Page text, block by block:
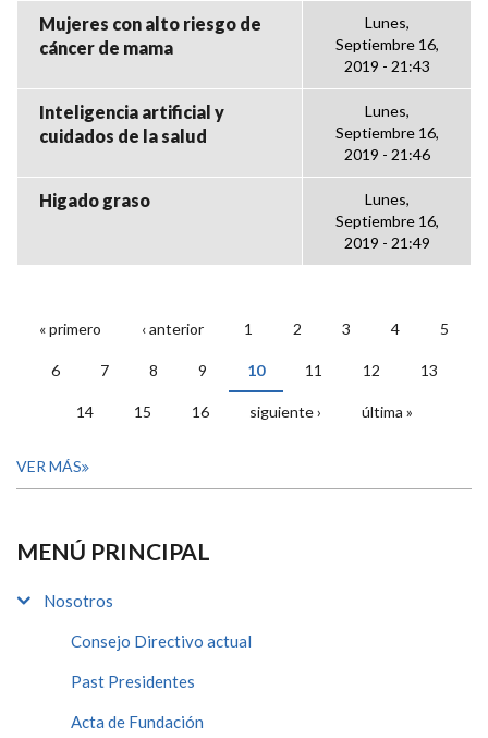
Mujeres con alto riesgo de
cáncer de mama
Lunes,
Septiembre 16,
2019 - 21:43
Inteligencia artificial y
cuidados de la salud
Lunes,
Septiembre 16,
2019 - 21:46
Higado graso
Lunes,
Septiembre 16,
2019 - 21:49
PÁGINAS
« primero ‹ anterior 1 2 3 4 5
6 7 8 9 10 11 12 13
14 15 16 siguiente › última »
VER MÁS
MENÚ PRINCIPAL
Nosotros
Consejo Directivo actual
Past Presidentes
Acta de Fundación